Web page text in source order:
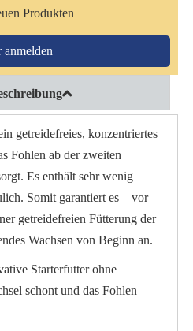
Produkten
anmelden
getreidefreies, konzentriertes
Fohlen ab der zweiten
Es enthält sehr wenig
Somit garantiert es – vor
getreidefreien Fütterung der
Wachsen von Beginn an.
Starterfutter ohne
schont und das Fohlen